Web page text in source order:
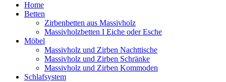
Home
Betten
Zirbenbetten aus Massivholz
Massivholzbetten I Eiche oder Esche
Möbel
Massivholz und Zirben Nachttische
Massivholz und Zirben Schränke
Massivholz und Zirben Kommoden
Schlafsystem